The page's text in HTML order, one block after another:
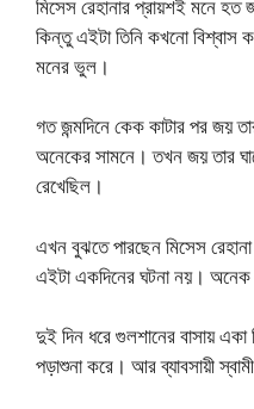
মিসেস রেহানার প্রায়শই মনে হত
কিন্তু এইটা তিনি কখনো বিশ্বাস
মনের ভুল।
গত জন্মদিনে কেক কাটার পর জয়
অনেকের সামনে। তখন জয় তার
রেখেছিল।
এখন বুঝতে পারছেন মিসেস
এইটা একদিনের ঘটনা নয়। অনেক
দুই দিন ধরে গুলশানের বাসায় একা
পড়াশুনা করে। আর ব্যাবসায়ী